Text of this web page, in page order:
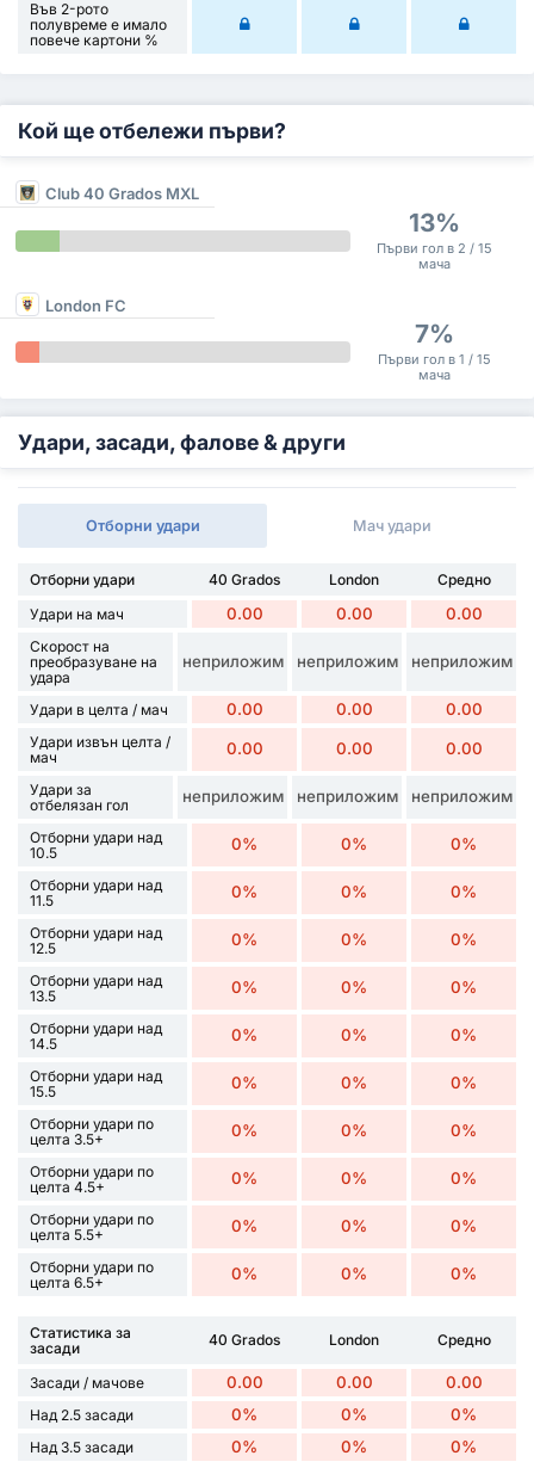
Във 2-рото
полувреме е имало
повече картони %
Кой ще отбележи първи?
Club 40 Grados MXL
13%
Първи гол в 2 / 15
мача
London FC
7%
Първи гол в 1 / 15
мача
Удари, засади, фалове & други
Отборни удари Мач удари
Отборни удари 40 Grados London
Средно
Удари на мач
0.00 0.00 0.00
Скорост на
преобразуване на
удара
неприложим неприложим неприложим
Удари в целта / мач 0.00 0.00 0.00
Удари извън целта /
мач
0.00 0.00 0.00
Удари за
отбелязан гол
неприложим неприложим неприложим
Отборни удари над
10.5
0% 0% 0%
Отборни удари над
11.5
0% 0% 0%
Отборни удари над
12.5
0% 0% 0%
Отборни удари над
13.5
0% 0% 0%
Отборни удари над
14.5
0% 0% 0%
Отборни удари над
15.5
0% 0% 0%
Отборни удари по
целта 3.5+
0% 0% 0%
Отборни удари по
целта 4.5+
0% 0% 0%
Отборни удари по
целта 5.5+
0% 0% 0%
Отборни удари по
целта 6.5+
0% 0% 0%
Статистика за
засади
40 Grados London Средно
Засади / мачове 0.00 0.00 0.00
Над 2.5 засади 0% 0% 0%
Над 3.5 засади 0% 0% 0%